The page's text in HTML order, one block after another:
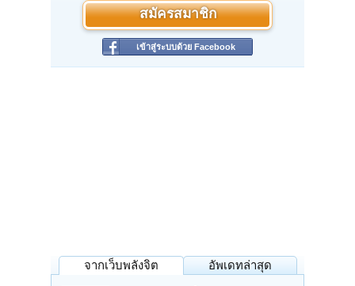
สมัครสมาชิก
เข้าสู่ระบบด้วย Facebook
จากเว็บพลังจิต อัพเดทล่าสุด